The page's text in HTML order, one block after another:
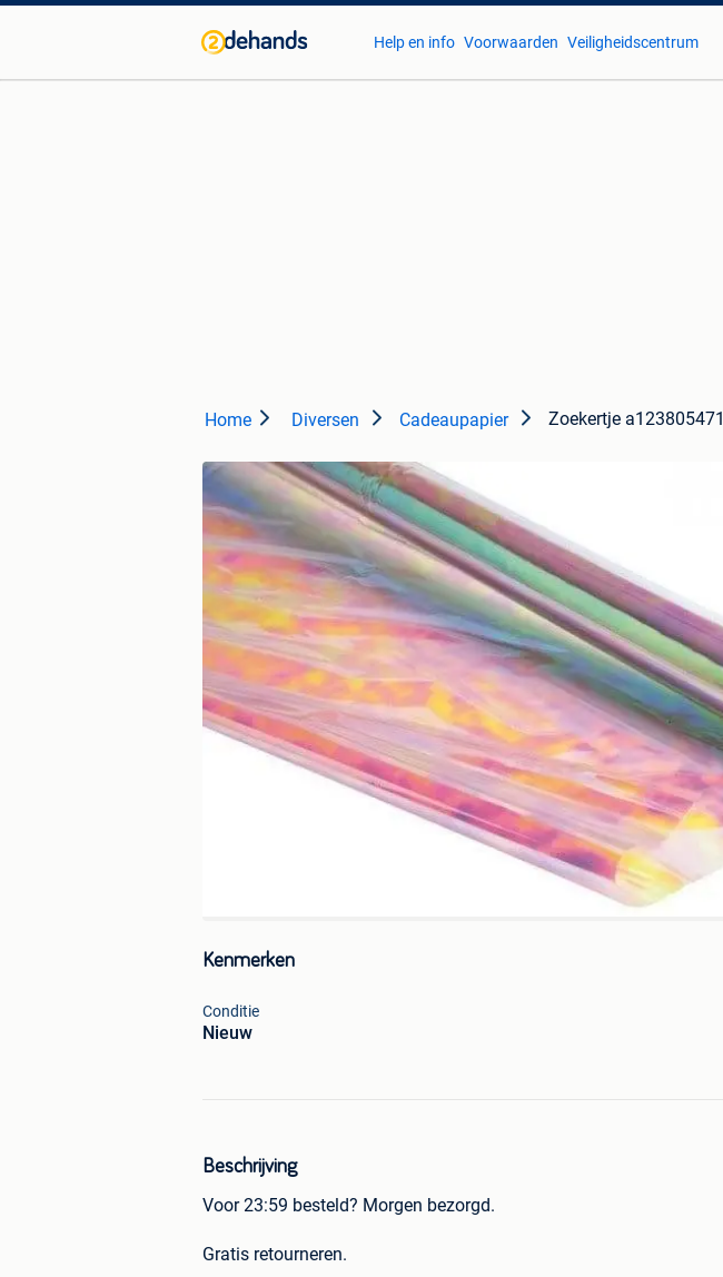
Help en info Voorwaarden Veiligheidscentrum
Home Diversen Cadeaupapier Zoekertje a123805471
Kenmerken
Conditie
Nieuw
Beschrijving
Voor 23:59 besteld? Morgen bezorgd.
Gratis retourneren.